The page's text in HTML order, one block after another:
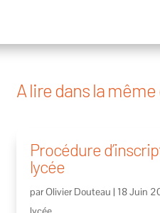
A lire dans la
Procédure
lycée
parOlivier Douteau | 18 Juin